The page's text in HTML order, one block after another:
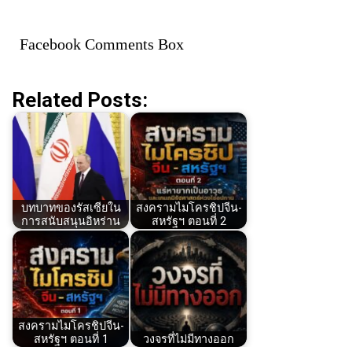
Facebook Comments Box
Related Posts:
บทบาทของรัสเซียใน
การสนับสนุนอิหร่าน
สงครามไมโครชิปจีน-
สหรัฐฯ ตอนที่ 2
สงครามไมโครชิปจีน-
สหรัฐฯ ตอนที่ 1
วงจรที่ไม่มีทางออก